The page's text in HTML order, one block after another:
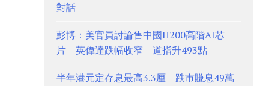
對話
彭博：美官員討論售中國H200高階AI芯
片 英偉達跌幅收窄 道指升493點
半年港元定存息最高3.3厘 跌市賺息49萬